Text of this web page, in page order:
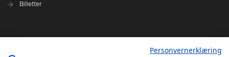
Billetter
Personvernerklæring